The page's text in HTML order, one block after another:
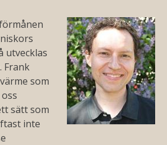
utvecklas
Frank
som
sätt som
inte